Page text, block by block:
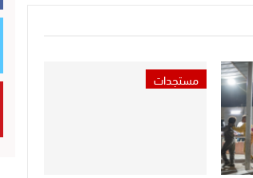
مستجدات